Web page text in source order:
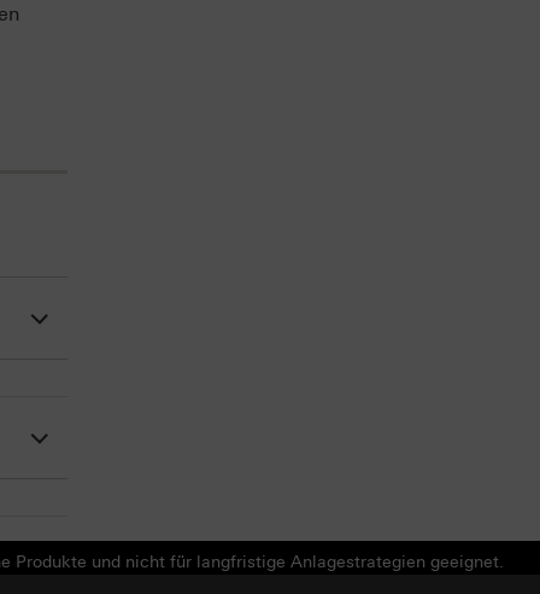
Produkte und nicht für langfristige Anlagestrategien geeignet.